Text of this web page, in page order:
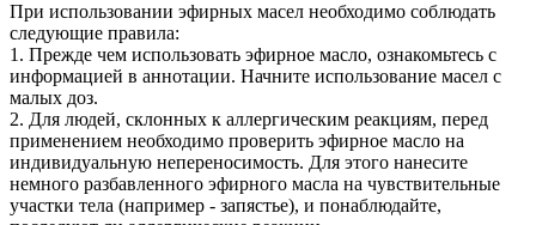
При использовании эфирных масел необходимо соблюдать
следующие правила:
1. Прежде чем использовать эфирное масло, ознакомьтесь с
информацией в аннотации. Начните использование масел с
малых доз.
2. Для людей, склонных к аллергическим реакциям, перед
применением необходимо проверить эфирное масло на
индивидуальную непереносимость. Для этого нанесите
немного разбавленного эфирного масла на чувствительные
участки тела (например - запястье), и понаблюдайте,